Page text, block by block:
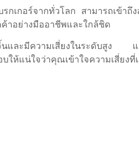
เกอร์จากทั่วโลก สามารถเข้าถึ
าอย่างมืออาชีพและใกล้ชิด
ละมีความเสี่ยงในระดับสูง แ
ห้แน่ใจว่าคุณเข้าใจความเสี่ยงที่